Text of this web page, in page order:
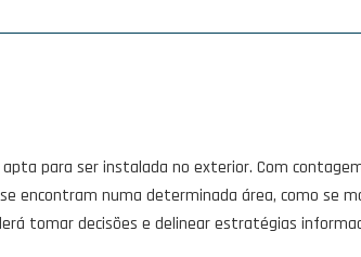
apta para ser instalada no exterior. Com
encontram numa determinada área, como se
tomar decisões e delinear estratégias